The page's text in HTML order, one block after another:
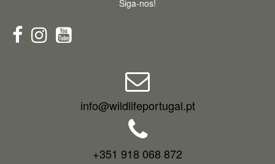
Siga-nos!
info@wildlifeportugal.pt
+351 918 068 872